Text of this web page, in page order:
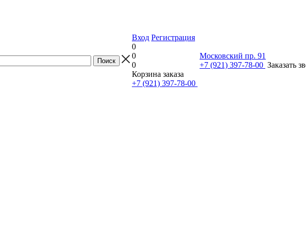
Вход Регистрация
0
0
0
Корзина заказа
+7 (921) 397-78-00
Московский пр. 91
+7 (921) 397-78-00 Заказать